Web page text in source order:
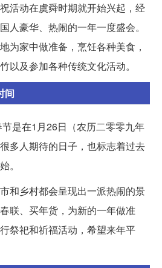
活动在虞舜时期就开始兴起，经
人豪华、热闹的一年一度盛会。
为家中做准备，烹饪各种美食，
以及参加各种传统文化活动。
间
是在1月26日（农历二零零九年
多人期待的日子，也标志着过去
。
和乡村都会呈现出一派热闹的景
联、买年货，为新的一年做准
祭祀和祈福活动，希望来年平